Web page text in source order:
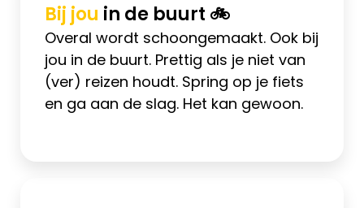
Bij jou in de buurt 🚲
Overal wordt schoongemaakt. Ook bij
jou in de buurt. Prettig als je niet van
(ver) reizen houdt. Spring op je fiets
en ga aan de slag. Het kan gewoon.